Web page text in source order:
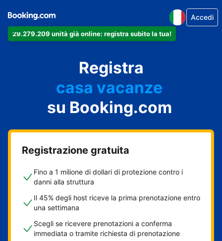
29.279.209 unità già online: registra subito la tua!
Accedi
Registra
il tuo appartamento
il tuo hotel
casa vacanze
la tua guest house
il tuo B&B
su Booking.com
Registrazione gratuita
Fino a 1 milione di dollari di protezione contro i
danni alla struttura
Il 45% degli host riceve la prima prenotazione entro
una settimana
Scegli se ricevere prenotazioni a conferma
immediata o tramite richiesta di prenotazione